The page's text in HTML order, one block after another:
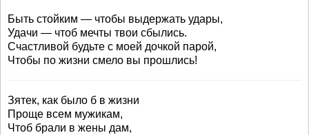
Быть стойким — чтобы выдержать удары,
Удачи — чтоб мечты твои сбылись.
Счастливой будьте с моей дочкой парой,
Чтобы по жизни смело вы прошлись!
Зятек, как было б в жизни
Проще всем мужикам,
Чтоб брали в жены дам,